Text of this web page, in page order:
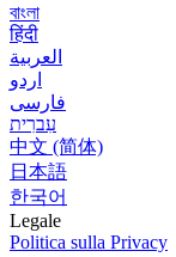
বাংলা
हिंदी
العربية
اردو
فارسی
עִברִית
中文 (简体)
日本語
한국어
Legale
Politica sulla Privacy